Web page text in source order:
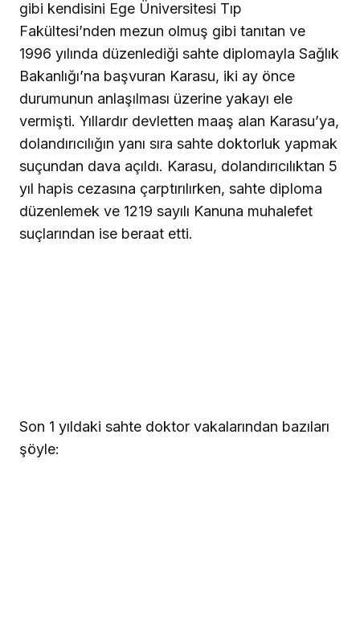
gibi kendisini Ege Üniversitesi Tıp
Fakültesi’nden mezun olmuş gibi tanıtan ve
1996 yılında düzenlediği sahte diplomayla Sağlık
Bakanlığı’na başvuran Karasu, iki ay önce
durumunun anlaşılması üzerine yakayı ele
vermişti. Yıllardır devletten maaş alan Karasu’ya,
dolandırıcılığın yanı sıra sahte doktorluk yapmak
suçundan dava açıldı. Karasu, dolandırıcılıktan 5
yıl hapis cezasına çarptırılırken, sahte diploma
düzenlemek ve 1219 sayılı Kanuna muhalefet
suçlarından ise beraat etti.
Son 1 yıldaki sahte doktor vakalarından bazıları
şöyle: